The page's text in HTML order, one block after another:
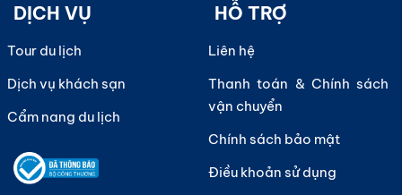
DỊCH VỤ
Tour du lịch
Dịch vụ khách sạn
Cẩm nang du lịch
HỖ TRỢ
Liên hệ
Thanh toán & Chính sách
vận chuyển
Chính sách bảo mật
Điều khoản sử dụng